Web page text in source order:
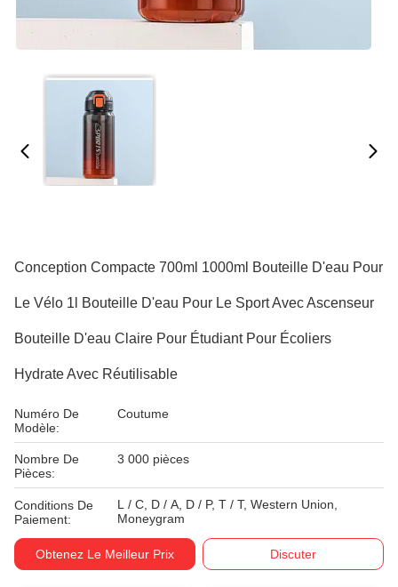
Conception Compacte 700ml 1000ml Bouteille D'eau Pour
Le Vélo 1l Bouteille D'eau Pour Le Sport Avec Ascenseur
Bouteille D'eau Claire Pour Étudiant Pour Écoliers
Hydrate Avec Réutilisable
Numéro De
Modèle:
Coutume
Nombre De
Pièces:
3 000 pièces
Conditions De
Paiement:
L / C, D / A, D / P, T / T, Western Union,
Moneygram
Obtenez Le Meilleur Prix Discuter